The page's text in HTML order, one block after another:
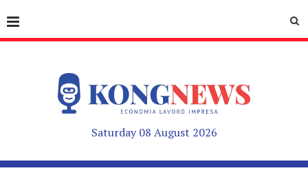
Saturday 08 August 2026